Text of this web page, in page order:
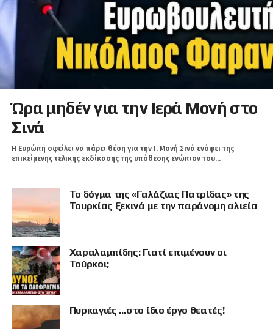
Ώρα μηδέν για την Ιερά Μονή στο
Σινά
Η Ευρώπη οφείλει να πάρει θέση για την Ι. Μονή Σινά ενόψει της
επικείμενης τελικής εκδίκασης της υπόθεσης ενώπιον του...
Το δόγμα της «Γαλάζιας Πατρίδας» της
Τουρκίας ξεκινά με την παράνομη αλιεία
Χαραλαμπίδης: Γιατί επιμένουν οι
Τούρκοι;
Πυρκαγιές …στο ίδιο έργο θεατές!